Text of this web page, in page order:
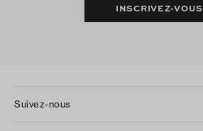
INSCRIVEZ-VOUS
Suivez-nous